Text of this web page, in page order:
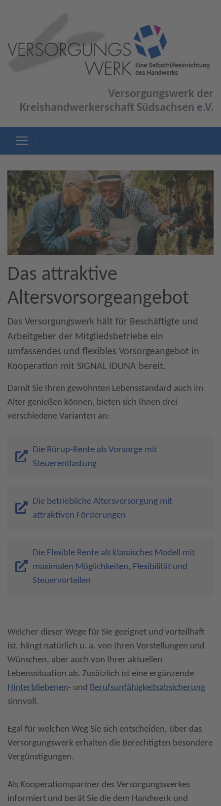
Versorgungswerk der
Kreishandwerkerschaft Südsachsen e.V.
Das attraktive
Altersvorsorgeangebot
Das Versorgungswerk hält für Beschäftigte und
Arbeitgeber der Mitgliedsbetriebe ein
umfassendes und flexibles Vorsorgeangebot in
Kooperation mit SIGNAL IDUNA bereit.
Damit Sie Ihren gewohnten Lebensstandard auch im
Alter genießen können, bieten sich Ihnen drei
verschiedene Varianten an:
Die Rürup-Rente als Vorsorge mit
Steuerentlastung
Die betriebliche Altersversorgung mit
attraktiven Förderungen
Die Flexible Rente als klassisches Modell mit
maximalen Möglichkeiten, Flexibilität und
Steuervorteilen
Welcher dieser Wege für Sie geeignet und vorteilhaft
ist, hängt natürlich u. a. von Ihren Vorstellungen und
Wünschen, aber auch von Ihrer aktuellen
Lebenssituation ab. Zusätzlich ist eine ergänzende
Hinterbliebenen- und Berufsunfähigkeitsabsicherung
sinnvoll.
Egal für welchen Weg Sie sich entscheiden, über das
Versorgungswerk erhalten die Berechtigten besondere
Vergünstigungen.
Als Kooperationspartner des Versorgungswerkes
informiert und berät Sie die dem Handwerk und